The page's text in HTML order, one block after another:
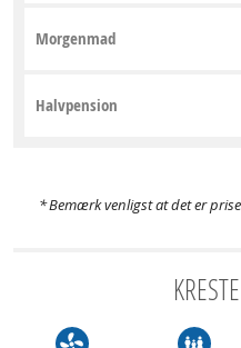
Morgenmad
Halvpension
Bemærk venligst at det er